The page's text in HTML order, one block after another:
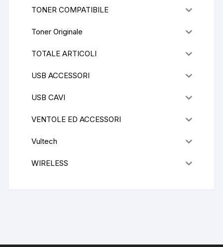
TONER COMPATIBILE
Toner Originale
TOTALE ARTICOLI
USB ACCESSORI
USB CAVI
VENTOLE ED ACCESSORI
Vultech
WIRELESS